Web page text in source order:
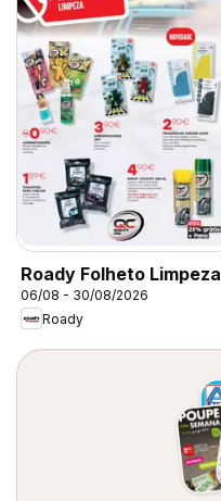
Roady Folheto Limpeza
06/08 - 30/08/2026
Roady